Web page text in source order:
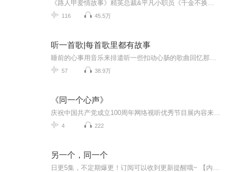
116 45.5万
听一首歌|每首歌里都有故事
57 38.9万
《同一个心声》
4 222
另一个，同一个